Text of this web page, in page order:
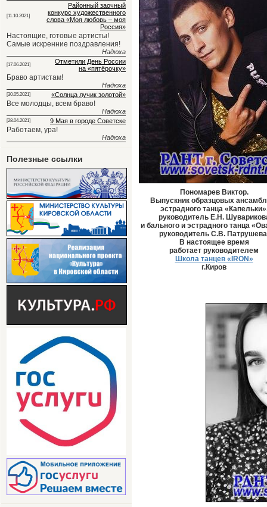
[11.10.2021]
Районный заочный
конкурс художественного
слова «Моя любовь – моя
Россия»
Настоящие, готовые артисты!
Самые искренние поздравления!
Надюха
[17.06.2021]
Отметили День России
на «пятёрочку»
Браво артистам!
Надюха
[30.05.2021] «Солнца лучик золотой»
Все молодцы, всем браво!
Надюха
[28.04.2021] 9 Мая в городе Советске
Работаем, ура!
Надюха
Полезные ссылки
Пономарев Виктор.
Выпускник образцовых
эстрадного танца
руководитель Е.Н.
и бального и эстрадного танца
руководитель С.В.
В настоящее время
работает руководителем
Школа танцев «IRON»
г.Киров